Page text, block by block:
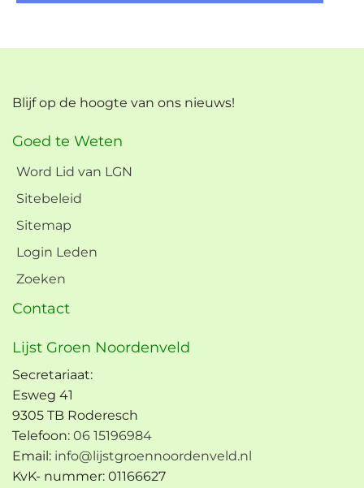
Blijf op de hoogte van ons nieuws!
Goed te Weten
Word Lid van LGN
Sitebeleid
Sitemap
Login Leden
Zoeken
Contact
Lijst Groen Noordenveld
Secretariaat:
Esweg 41
9305 TB Roderesch
Telefoon: 06 15196984
Email: info@lijstgroennoordenveld.nl
KvK- nummer: 01166627